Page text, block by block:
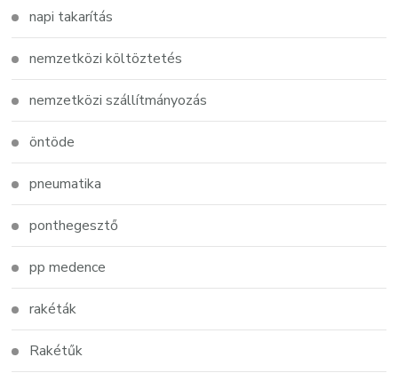
napi takarítás
nemzetközi költöztetés
nemzetközi szállítmányozás
öntöde
pneumatika
ponthegesztő
pp medence
rakéták
Rakétűk